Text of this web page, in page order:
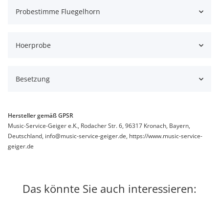
Probestimme Fluegelhorn
Hoerprobe
Besetzung
Hersteller gemäß GPSR
Music-Service-Geiger e.K., Rodacher Str. 6, 96317 Kronach, Bayern,
Deutschland, info@music-service-geiger.de, https://www.music-service-
geiger.de
Das könnte Sie auch interessieren: